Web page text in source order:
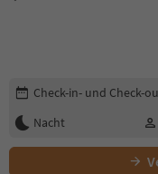
Buchungsdetails
Check-in- und Check-
Nacht